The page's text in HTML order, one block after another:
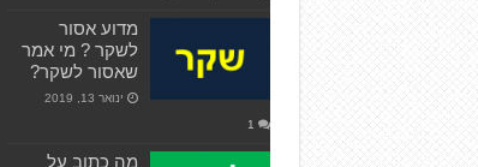
מדוע אסור
לשקר ? מי אמר
שאסור לשקר?
ינואר 13, 2019
1
מה כתוב על